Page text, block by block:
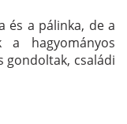
és a pálinka, de a
a hagyományos
gondoltak, családi